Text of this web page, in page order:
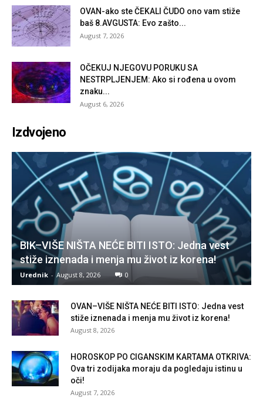
OVAN-ako ste ČEKALI ČUDO ono vam stiže
baš 8.AVGUSTA: Evo zašto...
August 7, 2026
OČEKUJ NJEGOVU PORUKU SA
NESTRPLJENJEM: Ako si rođena u ovom
znaku...
August 6, 2026
Izdvojeno
BIK–VIŠE NIŠTA NEĆE BITI ISTO: Jedna vest
stiže iznenada i menja mu život iz korena!
Urednik - August 8, 2026 0
OVAN–VIŠE NIŠTA NEĆE BITI ISTO: Jedna vest
stiže iznenada i menja mu život iz korena!
August 8, 2026
HOROSKOP PO CIGANSKIM KARTAMA OTKRIVA:
Ova tri zodijaka moraju da pogledaju istinu u
oči!
August 7, 2026